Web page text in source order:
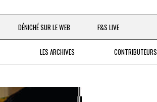
Aller
au
contenu
DÉNICHÉ SUR LE WEB F&S LIVE
LES ARCHIVES
DEPUIS 2016
CONTRIBUTEURS